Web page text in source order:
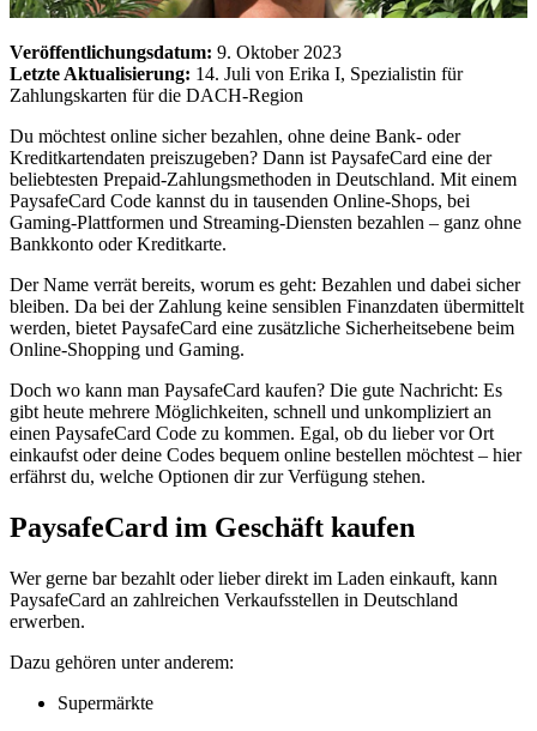
Veröffentlichungsdatum: 9. Oktober 2023
Letzte Aktualisierung: 14. Juli von Erika I, Spezialistin für
Zahlungskarten für die DACH-Region
Du möchtest online sicher bezahlen, ohne deine Bank- oder
Kreditkartendaten preiszugeben? Dann ist PaysafeCard eine der
beliebtesten Prepaid-Zahlungsmethoden in Deutschland. Mit einem
PaysafeCard Code kannst du in tausenden Online-Shops, bei
Gaming-Plattformen und Streaming-Diensten bezahlen – ganz ohne
Bankkonto oder Kreditkarte.
Der Name verrät bereits, worum es geht: Bezahlen und dabei sicher
bleiben. Da bei der Zahlung keine sensiblen Finanzdaten übermittelt
werden, bietet PaysafeCard eine zusätzliche Sicherheitsebene beim
Online-Shopping und Gaming.
Doch wo kann man PaysafeCard kaufen? Die gute Nachricht: Es
gibt heute mehrere Möglichkeiten, schnell und unkompliziert an
einen PaysafeCard Code zu kommen. Egal, ob du lieber vor Ort
einkaufst oder deine Codes bequem online bestellen möchtest – hier
erfährst du, welche Optionen dir zur Verfügung stehen.
PaysafeCard im Geschäft kaufen
Wer gerne bar bezahlt oder lieber direkt im Laden einkauft, kann
PaysafeCard an zahlreichen Verkaufsstellen in Deutschland
erwerben.
Dazu gehören unter anderem:
Supermärkte